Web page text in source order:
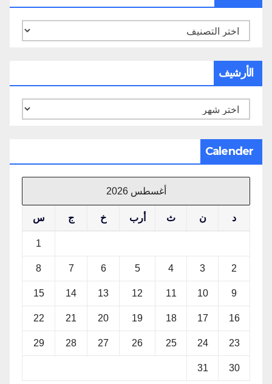
تصنيفات
الأرشيف
الأرشيف
Calender
أغسطس 2026
د ن ث أرب خ ج س
1
2
3
4
5
6
7
8
9
10
11
12
13
14
15
16
17
18
19
20
21
22
23
24
25
26
27
28
29
30
31